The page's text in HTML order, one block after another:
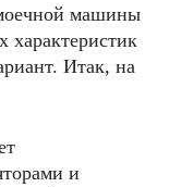
машины
характеристик
Итак, на
и